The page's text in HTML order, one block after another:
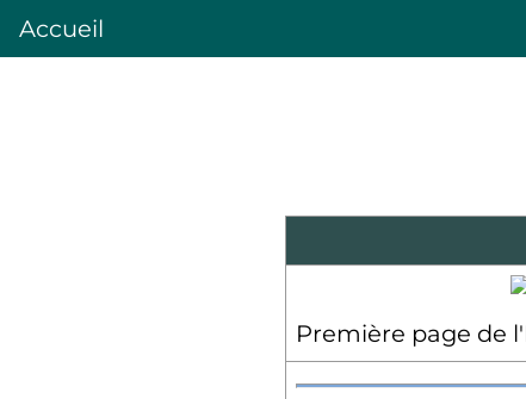
Accueil
Première page de